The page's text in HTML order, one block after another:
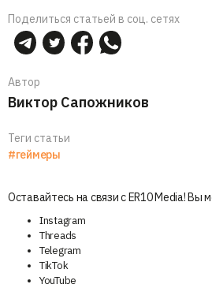
Поделиться статьей в соц. сетях
Автор
Виктор Сапожников
Теги статьи
#геймеры
Оставайтесь на связи с ER10 Media! Вы
Instagram
Threads
Telegram
TikTok
YouTube